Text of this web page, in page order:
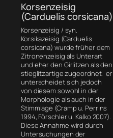
Korsenzeisig
(Carduelis corsicana)
Korsenzeisig / syn.
Korsikazeisig (Carduelis
corsicana) wurde früher dem
Zitronenzeisig als Unterart
und eher den Girlitzen als den
stieglitzartige zugeordnet. er
unterscheidet sich jedoch
von diesem sowohl in der
Morphologie als auch in der
Stimmlage (Cramp u. Perrins
1994, Förschler u. Kalko 2007).
Diese Annahme wird durch
Untersuchungen der